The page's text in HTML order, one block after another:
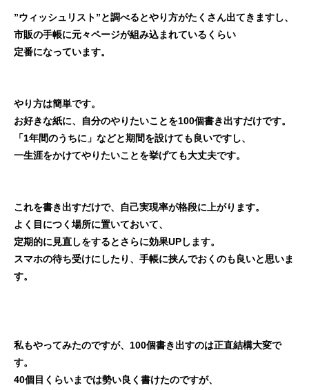
”ウィッシュリスト”と調べるとやり方がたくさん出てきますし、
市販の手帳に元々ページが組み込まれているくらい
定番になっています。
やり方は簡単です。
お好きな紙に、自分のやりたいことを100個書き出すだけです。
「1年間のうちに」などと期間を設けても良いですし、
一生涯をかけてやりたいことを挙げても大丈夫です。
これを書き出すだけで、自己実現率が格段に上がります。
よく目につく場所に置いておいて、
定期的に見直しをするとさらに効果UPします。
スマホの待ち受けにしたり、手帳に挟んでおくのも良いと思いま
す。
私もやってみたのですが、100個書き出すのは正直結構大変で
す。
40個目くらいまでは勢い良く書けたのですが、